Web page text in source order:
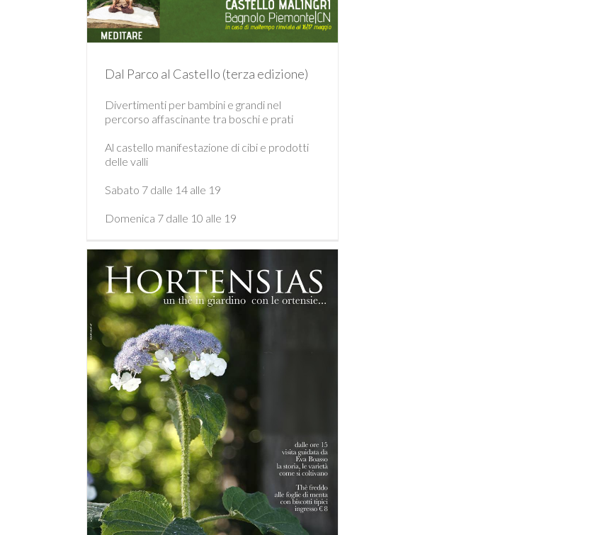
Dal Parco al Castello (terza edizione)
Divertimenti per bambini e grandi nel
percorso affascinante tra boschi e prati
Al castello manifestazione di cibi e prodotti
delle valli
Sabato 7 dalle 14 alle 19
Domenica 7 dalle 10 alle 19